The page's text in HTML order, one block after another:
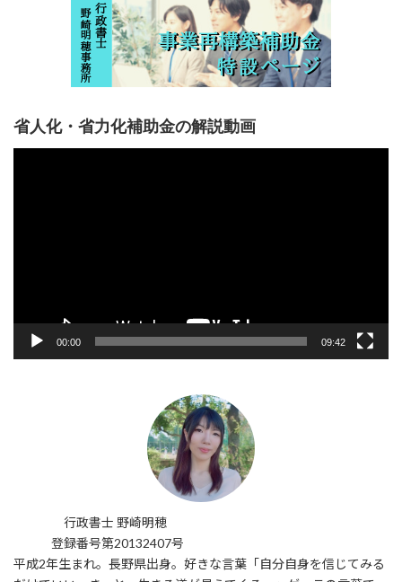
省人化・省力化補助金の解説動画
00:00 09:42
行政書士 野崎明穂
登録番号第20132407号
平成2年生まれ。長野県出身。好きな言葉「自分自身を信じてみる